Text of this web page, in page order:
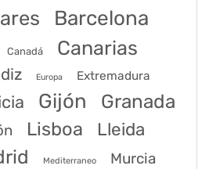
Barcelona
Canadá Canarias
Europa Extremadura
Gijón Granada
Lisboa Lleida
Mediterraneo Murcia